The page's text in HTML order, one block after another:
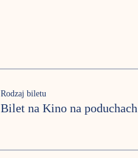
Rodzaj biletu
Bilet na Kino na poduchach